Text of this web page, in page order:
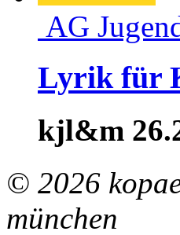
AG
Lyrik für
kjl&m
© 2026
münchen